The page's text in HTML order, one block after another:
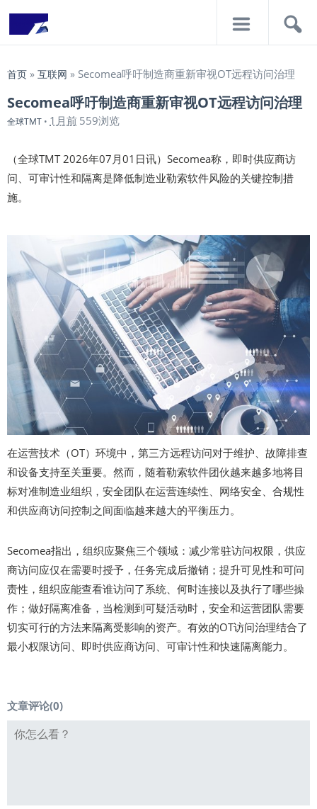
首页 » 互联网 » Secomea呼吁制造商重新审视OT远程访问治理
Secomea呼吁制造商重新审视OT远程访问治理
全球TMT • 1月前 559浏览
（全球TMT 2026年07月01日讯）Secomea称，即时供应商访
问、可审计性和隔离是降低制造业勒索软件风险的关键控制措
施。
在运营技术（OT）环境中，第三方远程访问对于维护、故障排查
和设备支持至关重要。然而，随着勒索软件团伙越来越多地将目
标对准制造业组织，安全团队在运营连续性、网络安全、合规性
和供应商访问控制之间面临越来越大的平衡压力。
Secomea指出，组织应聚焦三个领域：减少常驻访问权限，供应
商访问应仅在需要时授予，任务完成后撤销；提升可见性和可问
责性，组织应能查看谁访问了系统、何时连接以及执行了哪些操
作；做好隔离准备，当检测到可疑活动时，安全和运营团队需要
切实可行的方法来隔离受影响的资产。有效的OT访问治理结合了
最小权限访问、即时供应商访问、可审计性和快速隔离能力。
文章评论(0)